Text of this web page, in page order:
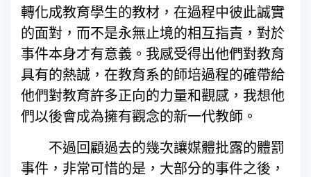
轉化成教育學生的教材，在過程中彼此誠實
的面對，而不是永無止境的相互指責，對於
事件本身才有意義。我感受得出他們對教育
具有的熱誠，在教育系的師培過程的確帶給
他們對教育許多正向的力量和觀感，我想他
們以後會成為擁有觀念的新一代教師。
不過回顧過去的幾次讓媒體批露的體罰
事件，非常可惜的是，大部分的事件之後，